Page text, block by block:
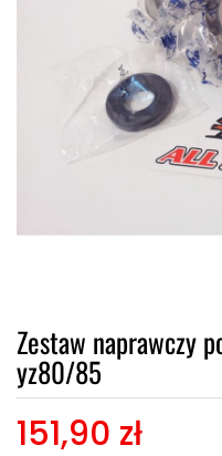
Zestaw naprawczy
yz80/85
151,90 zł